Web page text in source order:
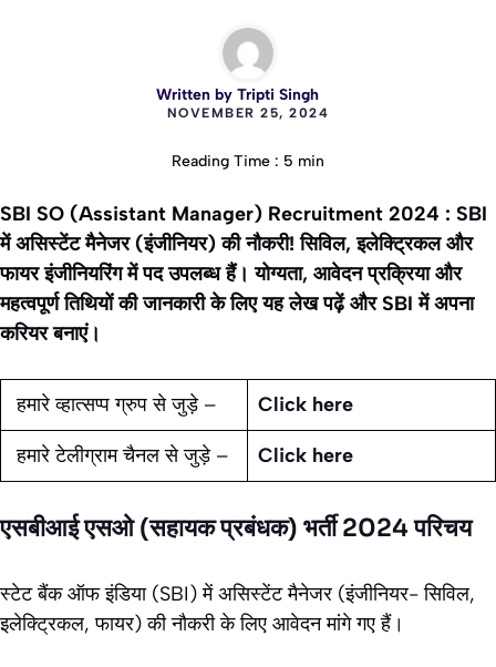
Written by Tripti Singh
NOVEMBER 25, 2024
Reading Time : 5 min
SBI SO (Assistant Manager) Recruitment 2024 : SBI
में असिस्टेंट मैनेजर (इंजीनियर) की नौकरी! सिविल, इलेक्ट्रिकल और
फायर इंजीनियरिंग में पद उपलब्ध हैं। योग्यता, आवेदन प्रक्रिया और
महत्वपूर्ण तिथियों की जानकारी के लिए यह लेख पढ़ें और SBI में अपना
करियर बनाएं।
हमारे व्हात्सप्प ग्रुप से जुड़े – Click here
हमारे टेलीग्राम चैनल से जुड़े – Click here
एसबीआई एसओ (सहायक प्रबंधक) भर्ती 2024 परिचय
स्टेट बैंक ऑफ इंडिया (SBI) में असिस्टेंट मैनेजर (इंजीनियर- सिविल,
इलेक्ट्रिकल, फायर) की नौकरी के लिए आवेदन मांगे गए हैं।